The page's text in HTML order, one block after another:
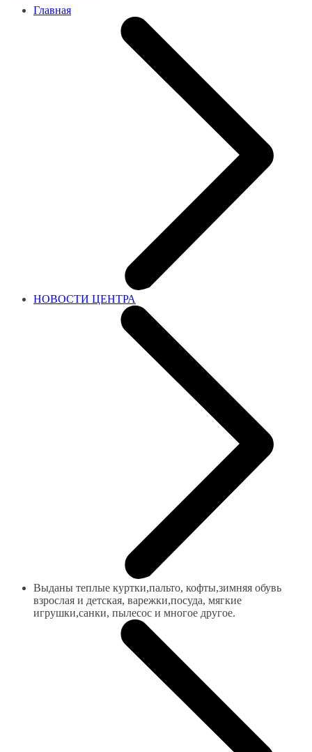
Главная
НОВОСТИ ЦЕНТРА
Выданы теплые куртки,пальто, кофты,зимняя обувь
взрослая и детская, варежки,посуда, мягкие
игрушки,санки, пылесос и многое другое.